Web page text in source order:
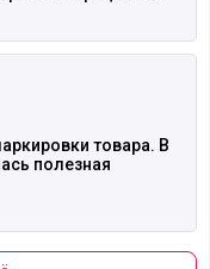
товара. В
полезная